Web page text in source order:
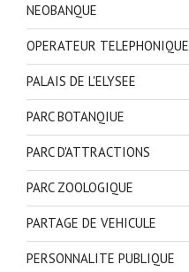
NEOBANQUE
OPERATEUR TELEPHONIQUE
PALAIS DE L'ELYSEE
PARC BOTANQIUE
PARC D'ATTRACTIONS
PARC ZOOLOGIQUE
PARTAGE DE VEHICULE
PERSONNALITE PUBLIQUE